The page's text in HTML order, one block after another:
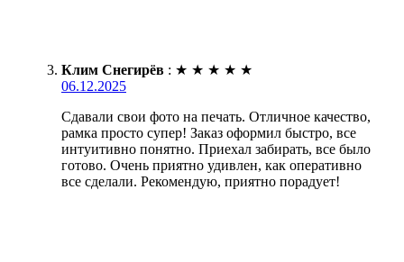
Клим Снегирёв : ★ ★ ★ ★ ★
06.12.2025
Сдавали свои фото на печать. Отличное качество,
рамка просто супер! Заказ оформил быстро, все
интуитивно понятно. Приехал забирать, все было
готово. Очень приятно удивлен, как оперативно
все сделали. Рекомендую, приятно порадует!